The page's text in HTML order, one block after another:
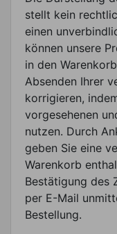
stellt kein
einen
können unsere
in den
Absenden Ihrer
korrigieren,
vorgesehenen
nutzen. Durch
geben Sie eine
Warenkorb
Bestätigung des
per E-Mail
Bestellung.